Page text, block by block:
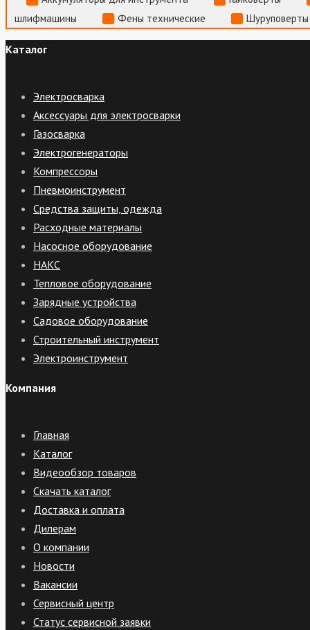
шлифмашины
Фены технические
Каталог
Электросварка
Аксессуары для электросварки
Газосварка
Электрогенераторы
Компрессоры
Пневмоинструмент
Средства защиты, одежда
Расходные материалы
Насосное оборудование
НАКС
Тепловое оборудование
Зарядные устройства
Садовое оборудование
Строительный инструмент
Электроинструмент
Компания
Главная
Каталог
Видеообзор товаров
Скачать каталог
Доставка и оплата
Дилерам
О компании
Новости
Вакансии
Сервисный центр
Статус сервисной заявки